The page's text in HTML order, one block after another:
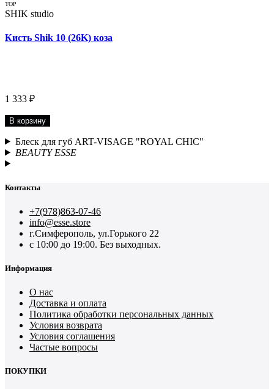
TOP
SHIK studio
Кисть Shik 10 (26K) коза
1 333 ₽
В корзину
Блеск для губ ART-VISAGE "ROYAL CHIC"
BEAUTY ESSE
Контакты
+7(978)863-07-46
info@esse.store
г.Симферополь, ул.Горького 22
с 10:00 до 19:00. Без выходных.
Информация
О нас
Доставка и оплата
Политика обработки персональных данных
Условия возврата
Условия соглашения
Частые вопросы
ПОКУПКИ